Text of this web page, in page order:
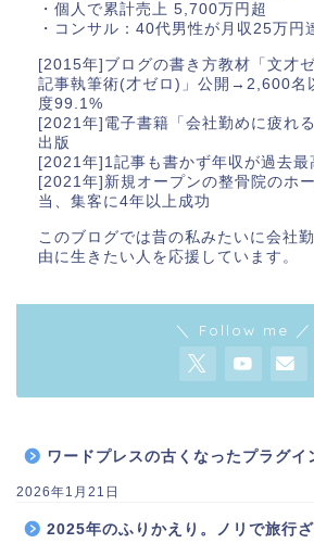
・個人で累計売上 5,700万円超
・コンサル：40代男性が月収25万円
[2015年]ブログの書き方教材「文才
記事執筆術(才ゼロ)」公開→2,600名
度99.1%
[2021年]電子書籍「会社勤めに疲れ
出版
[2021年]1記事も書かず年収が過去最
[2021年]新規オープンの整骨院のホ
当、集客に4年以上成功
このブログでは昔の私みたいに会社
由に生きたい人を応援しています。
＼ Follow me ／
ワードプレスの古くなったプラグイ
2026年1月21日
2025年のふりかえり。ノリで旅行